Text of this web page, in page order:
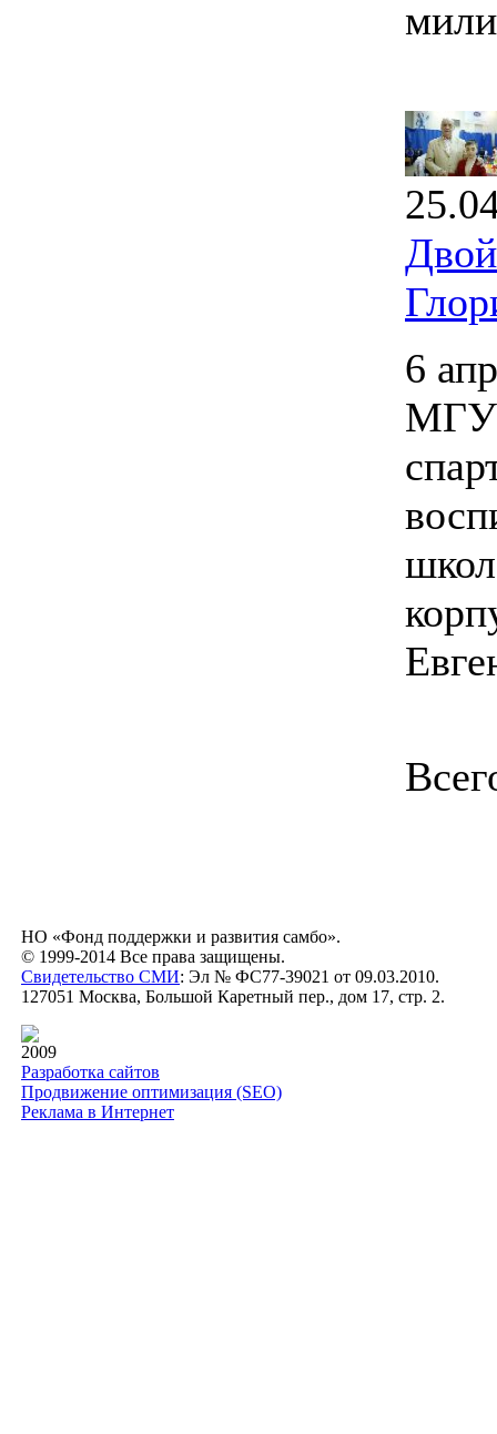
6
НО «Фонд поддержки и развития самбо».
© 1999-2014 Все права защищены.
Свидетельство СМИ: Эл № ФС77-39021 от 09.03.2010.
127051 Москва, Большой Каретный пер., дом 17, стр. 2.
2009
Разработка сайтов
Продвижение оптимизация (SEO)
Реклама в Интернет